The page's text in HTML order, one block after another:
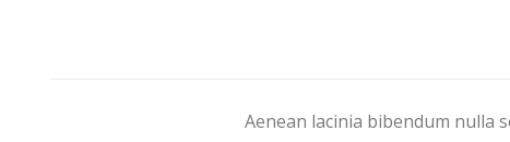
Aenean lacinia bibendum nulla